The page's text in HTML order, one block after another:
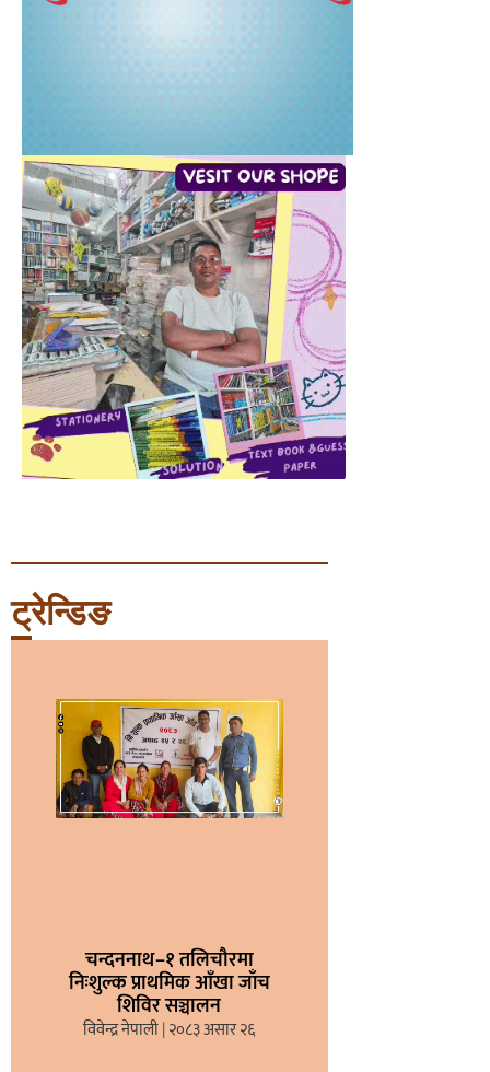
ट्रेन्डिङ
चन्दननाथ–१ तलिचौरमा
निःशुल्क प्राथमिक आँखा जाँच
शिविर सञ्चालन
विवेन्द्र नेपाली २०८३ असार २६